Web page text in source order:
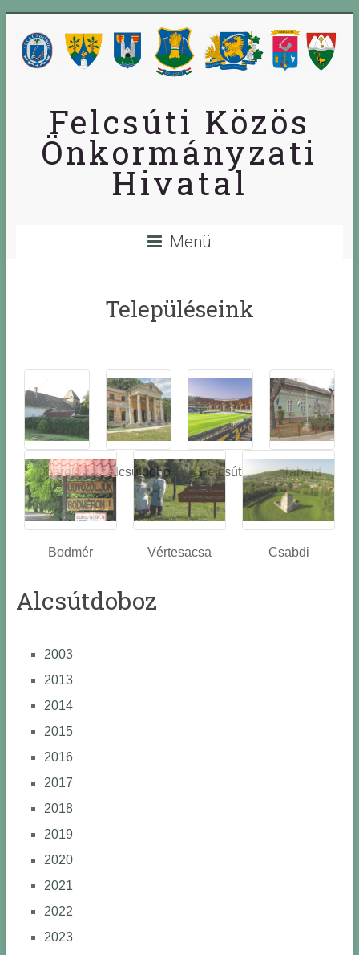
Felcsúti Közös
Önkormányzati
Hivatal
Menü
Településeink
Óbarok
Alcsútdobo
z
Felcsút Tabajd
Bodmér Vértesacsa Csabdi
Alcsútdoboz
2003
2013
2014
2015
2016
2017
2018
2019
2020
2021
2022
2023